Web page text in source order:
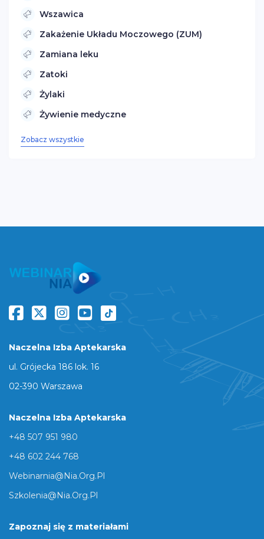
Wszawica
Zakażenie Układu Moczowego (ZUM)
Zamiana leku
Zatoki
Żylaki
Żywienie medyczne
Zobacz wszystkie
Naczelna Izba Aptekarska
ul. Grójecka 186 lok. 16
02-390 Warszawa
Naczelna Izba Aptekarska
+48 507 951 980
+48 602 244 768
Webinarnia@nia.org.pl
Szkolenia@nia.org.pl
Zapoznaj się z materiałami